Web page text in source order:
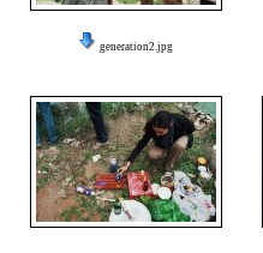
generation2.jpg